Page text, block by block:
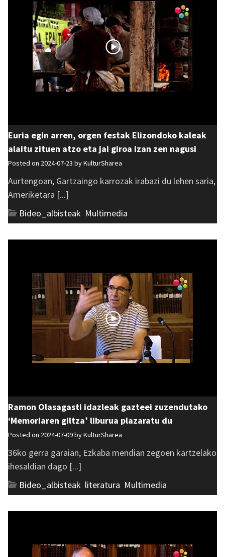
Euria egin arren, orgen festak Elizondoko kaleak
alaitu zituen atzo eta jai giroa izan zen nagusi
Posted on 2024-07-23 byKulturSharea
Aurtengoan, Gartzaingo karrozak irabazi du lehen saria,
Ameriketara [...]
Bideo_albisteak Multimedia
Ramon Olasagasti idazleak gazteei zuzendutako
‘Memoriaren giltza’ liburua plazaratu du
Posted on 2024-07-09 byKulturSharea
36ko gerra garaian, Ezkaba mendian zegoen kartzelako
ihesaldian dago [...]
Bideo_albisteak literatura Multimedia